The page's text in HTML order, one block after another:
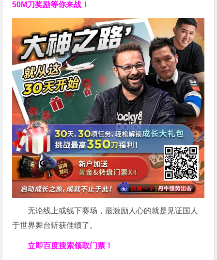
50M刀奖励等你来战！
无论线上或线下赛场，最激励人心的就是见证国人
于世界舞台斩获佳绩了。
立即百度搜索领取门票！